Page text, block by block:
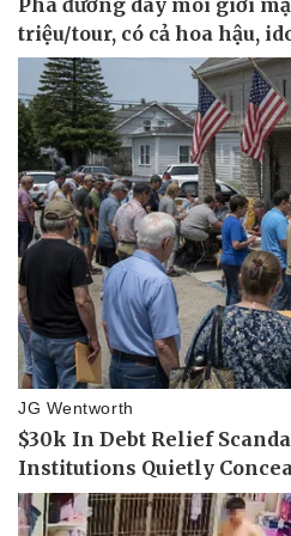
Thể thao
Bóng đá
Lịch thi đấu bóng đá
Thế giới thể thao
eSports
Hậu trường